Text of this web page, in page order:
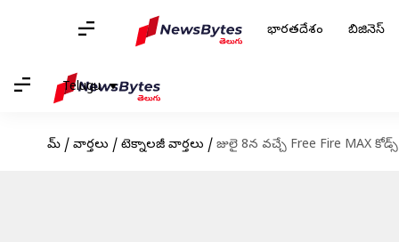
భారతదేశం బిజినెస్
Telugu
హోమ్ / వార్తలు / టెక్నాలజీ వార్తలు / జులై 8న వచ్చే Free Fire MAX